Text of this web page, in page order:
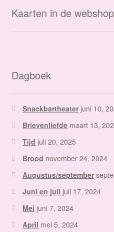
Kaarten in de
Dagboek
Snackbartheater juni 10,
Brievenliefde maart 13,
Tijd juli 20, 2025
Brood november 24, 2024
Augustus/september
Juni en juli juli 17, 2024
Mei juni 7, 2024
April mei 5, 2024